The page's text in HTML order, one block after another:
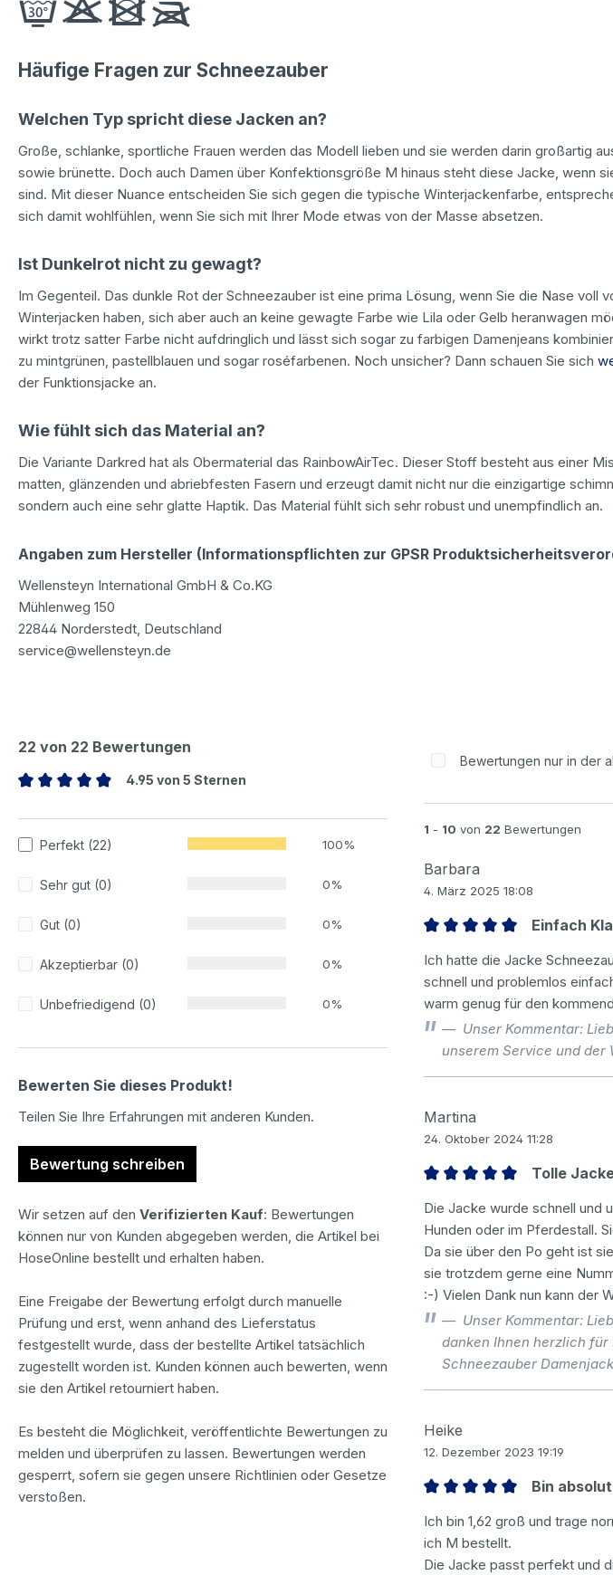
Häufige Fragen zur Schneezauber
Welchen Typ spricht diese Jacken an?
Große, schlanke, sportliche Frauen werden das Modell lieben und sie werden darin großartig
sowie brünette. Doch auch Damen über Konfektionsgröße M hinaus steht diese Jacke, wenn
sind. Mit dieser Nuance entscheiden Sie sich gegen die typische Winterjackenfarbe,
sich damit wohlfühlen, wenn Sie sich mit Ihrer Mode etwas von der Masse absetzen.
Ist Dunkelrot nicht zu gewagt?
Im Gegenteil. Das dunkle Rot der Schneezauber ist eine prima Lösung, wenn Sie die Nase voll
Winterjacken haben, sich aber auch an keine gewagte Farbe wie Lila oder Gelb heranwagen
wirkt trotz satter Farbe nicht aufdringlich und lässt sich sogar zu farbigen Damenjeans
zu mintgrünen, pastellblauen und sogar roséfarbenen. Noch unsicher? Dann schauen Sie sich
der Funktionsjacke an.
Wie fühlt sich das Material an?
Die Variante Darkred hat als Obermaterial das RainbowAirTec. Dieser Stoff besteht aus einer
matten, glänzenden und abriebfesten Fasern und erzeugt damit nicht nur die einzigartige
sondern auch eine sehr glatte Haptik. Das Material fühlt sich sehr robust und unempfindlich an.
Angaben zum Hersteller (Informationspflichten zur GPSR
Wellensteyn International GmbH & Co.KG
Mühlenweg 150
22844 Norderstedt, Deutschland
service@wellensteyn.de
22 von 22 Bewertungen
4.95 von 5 Sternen
Perfekt (22) 100%
Sehr gut (0) 0%
Gut (0) 0%
Akzeptierbar (0) 0%
Unbefriedigend (0) 0%
Bewerten Sie dieses Produkt!
Teilen Sie Ihre Erfahrungen mit anderen Kunden.
Bewertung schreiben
Wir setzen auf den Verifizierten Kauf: Bewertungen
können nur von Kunden abgegeben werden, die Artikel bei
HoseOnline bestellt und erhalten haben.
Eine Freigabe der Bewertung erfolgt durch manuelle
Prüfung und erst, wenn anhand des Lieferstatus
festgestellt wurde, dass der bestellte Artikel tatsächlich
zugestellt worden ist. Kunden können auch bewerten, wenn
sie den Artikel retourniert haben.
Es besteht die Möglichkeit, veröffentlichte Bewertungen zu
melden und überprüfen zu lassen. Bewertungen werden
gesperrt, sofern sie gegen unsere Richtlinien oder Gesetze
verstoßen.
Bewertungen nur in der
1 - 10 von 22 Bewertungen
Barbara
4. März 2025 18:08
Einfach
Ich hatte die Jacke
schnell und problemlos
warm genug für den
Unser Kommentar:
unserem Service und der
Martina
24. Oktober 2024 11:28
Tolle
Die Jacke wurde schnell und
Hunden oder im Pferdestall.
Da sie über den Po geht ist
sie trotzdem gerne eine
:-) Vielen Dank nun kann der
Unser Kommentar:
danken Ihnen herzlich für
Schneezauber
Heike
12. Dezember 2023 19:19
Bin
Ich bin 1,62 groß und trage
ich M bestellt.
Die Jacke passt perfekt und